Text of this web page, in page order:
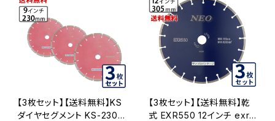
【3枚セット】【送料無料】KS
ダイヤセグメント KS-230S
【3枚セット】【送料無料】乾
式 EXR550 12インチ exr5